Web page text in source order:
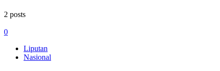
2 posts
0
Liputan
Nasional